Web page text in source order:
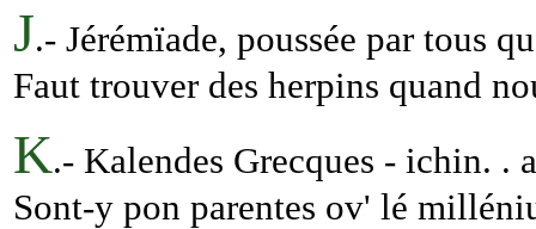
J.- Jérémïade, poussée par tous
Faut trouver des herpins quand
K.- Kalendes Grecques - ichin. .
Sont-y pon parentes ov' lé